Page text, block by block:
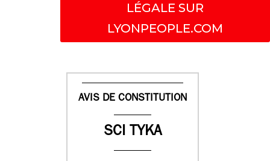
LÉGALE SUR
LYONPEOPLE.COM
AVIS DE CONSTITUTION
SCI TYKA